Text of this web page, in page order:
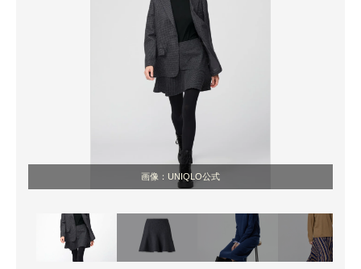
進化するPCとデバイスの未来
好きが集まる 比べて選べる
ビジネスと働き方のヒント
経営リーダーのコミュニティ
マーケ×ITの今がよく分かる
ITエンジニア向け専門サイト
画像：UNIQLO公式